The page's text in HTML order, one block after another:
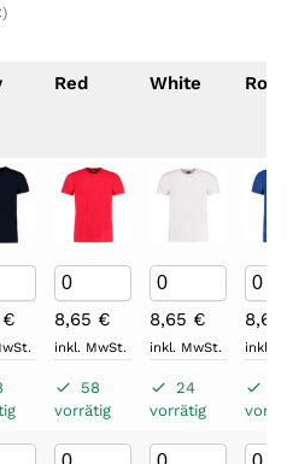
)
Red White
€ 8,65 €
inkl. MwSt.
58
vorrätig
8,65 €
inkl. MwSt.
24
vorrätig
8,65
inkl.